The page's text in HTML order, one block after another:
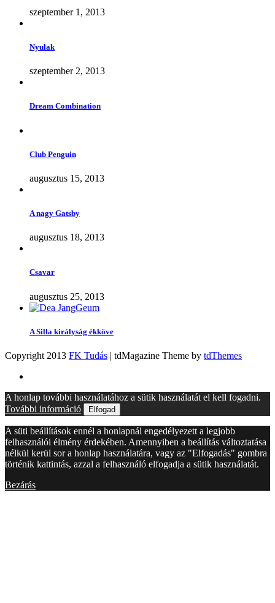
szeptember 1, 2013
Nyulak
szeptember 2, 2013
Dream Combination
Club Penguin
augusztus 15, 2013
A nagy Gatsby
augusztus 18, 2013
Csavar
augusztus 25, 2013
A Silla királyság ékköve
Copyright 2013 FK Tudás | tdMagazine Theme by tdThemes
A honlap további használatához a sütik használatát el kell fogadni.
További információ
Elfogad
A süti beállítások ennél a honlapnál engedélyezett a legjobb
felhasználói élmény érdekében. Amennyiben a beállítás változtatása
nélkül kerül sor a honlap használatára, vagy az "Elfogadás" gombra
történik kattintás, azzal a felhasználó elfogadja a sütik használatát.
Bezárás